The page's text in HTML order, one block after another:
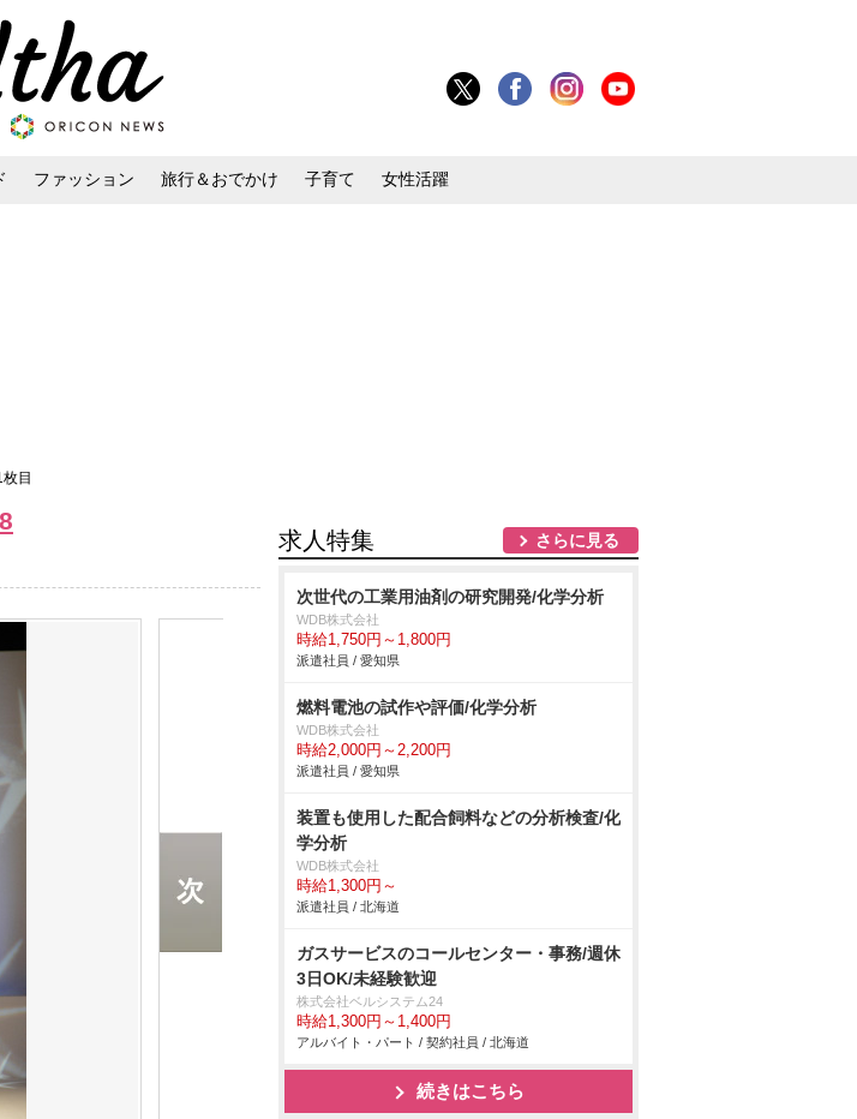
ファッション 旅行＆おでかけ 子育て 女性活躍
目
求人特集 さらに見る
次世代の工業用油剤の研究開発/化学分析
WDB株式会社
時給1,750円～1,800円
派遣社員 / 愛知県
燃料電池の試作や評価/化学分析
WDB株式会社
時給2,000円～2,200円
派遣社員 / 愛知県
装置も使用した配合飼料などの分析検査/化
学分析
WDB株式会社
時給1,300円～
派遣社員 / 北海道
ガスサービスのコールセンター・事務/週休
3日OK/未経験歓迎
株式会社ベルシステム24
時給1,300円～1,400円
アルバイト・パート / 契約社員 / 北海道
続きはこちら